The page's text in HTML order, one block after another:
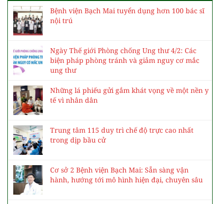
Bệnh viện Bạch Mai tuyển dụng hơn 100 bác sĩ
nội trú
Ngày Thế giới Phòng chống Ung thư 4/2: Các
biện pháp phòng tránh và giảm nguy cơ mắc
ung thư
Những lá phiếu gửi gắm khát vọng về một nền y
tế vì nhân dân
Trung tâm 115 duy trì chế độ trực cao nhất
trong dịp bầu cử
Cơ sở 2 Bệnh viện Bạch Mai: Sẵn sàng vận
hành, hướng tới mô hình hiện đại, chuyên sâu